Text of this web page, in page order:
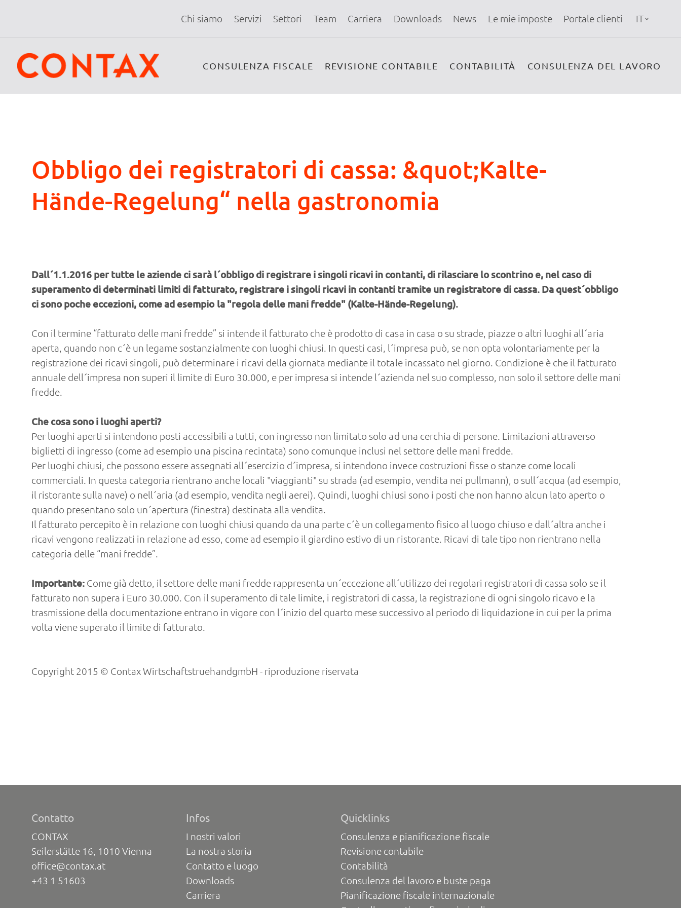
Chi siamo Servizi Settori Team Carriera Downloads News Le mie imposte Portale clienti IT
CONSULENZA FISCALE REVISIONE CONTABILE CONTABILITÀ CONSULENZA DEL LAVORO
Obbligo dei registratori di cassa: &quot;Kalte-
Hände-Regelung“ nella gastronomia
Dall´1.1.2016 per tutte le aziende ci sarà l´obbligo di registrare i singoli ricavi in contanti, di rilasciare lo scontrino e, nel caso di
superamento di determinati limiti di fatturato, registrare i singoli ricavi in contanti tramite un registratore di cassa. Da quest´obbligo
ci sono poche eccezioni, come ad esempio la "regola delle mani fredde" (Kalte-Hände-Regelung).
Con il termine “fatturato delle mani fredde” si intende il fatturato che è prodotto di casa in casa o su strade, piazze o altri luoghi all´aria
aperta, quando non c´è un legame sostanzialmente con luoghi chiusi. In questi casi, l´impresa può, se non opta volontariamente per la
registrazione dei ricavi singoli, può determinare i ricavi della giornata mediante il totale incassato nel giorno. Condizione è che il fatturato
annuale dell´impresa non superi il limite di Euro 30.000, e per impresa si intende l´azienda nel suo complesso, non solo il settore delle mani
fredde.
Che cosa sono i luoghi aperti?
Per luoghi aperti si intendono posti accessibili a tutti, con ingresso non limitato solo ad una cerchia di persone. Limitazioni attraverso
biglietti di ingresso (come ad esempio una piscina recintata) sono comunque inclusi nel settore delle mani fredde.
Per luoghi chiusi, che possono essere assegnati all´esercizio d´impresa, si intendono invece costruzioni fisse o stanze come locali
commerciali. In questa categoria rientrano anche locali "viaggianti" su strada (ad esempio, vendita nei pullmann), o sull´acqua (ad esempio,
il ristorante sulla nave) o nell´aria (ad esempio, vendita negli aerei). Quindi, luoghi chiusi sono i posti che non hanno alcun lato aperto o
quando presentano solo un´apertura (finestra) destinata alla vendita.
Il fatturato percepito è in relazione con luoghi chiusi quando da una parte c´è un collegamento fisico al luogo chiuso e dall´altra anche i
ricavi vengono realizzati in relazione ad esso, come ad esempio il giardino estivo di un ristorante. Ricavi di tale tipo non rientrano nella
categoria delle “mani fredde”.
Importante:Come già detto, il settore delle mani fredde rappresenta un´eccezione all´utilizzo dei regolari registratori di cassa solo se il
fatturato non supera i Euro 30.000. Con il superamento di tale limite, i registratori di cassa, la registrazione di ogni singolo ricavo e la
trasmissione della documentazione entrano in vigore con l´inizio del quarto mese successivo al periodo di liquidazione in cui per la prima
volta viene superato il limite di fatturato.
Copyright 2015 © Contax WirtschaftstruehandgmbH - riproduzione riservata
Contatto
CONTAX
Seilerstätte 16, 1010 Vienna
office@contax.at
+43 1 51603
Infos
I nostri valori
La nostra storia
Contatto e luogo
Downloads
Carriera
Quicklinks
Consulenza e pianificazione fiscale
Revisione contabile
Contabilità
Consulenza del lavoro e buste paga
Pianificazione fiscale internazionale